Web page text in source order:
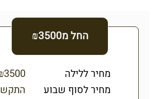
החל מ₪3500
מחיר ללילה
מחיר לסוף שבוע